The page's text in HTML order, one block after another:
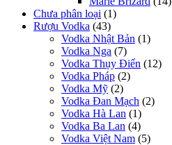
Chưa phân loại (1)
Rượu Vodka (43)
Vodka Nhật Bản (1)
Vodka Nga (7)
Vodka Thụy Điển (12)
Vodka Pháp (2)
Vodka Mỹ (2)
Vodka Đan Mạch (2)
Vodka Hà Lan (1)
Vodka Ba Lan (4)
Vodka Việt Nam (5)